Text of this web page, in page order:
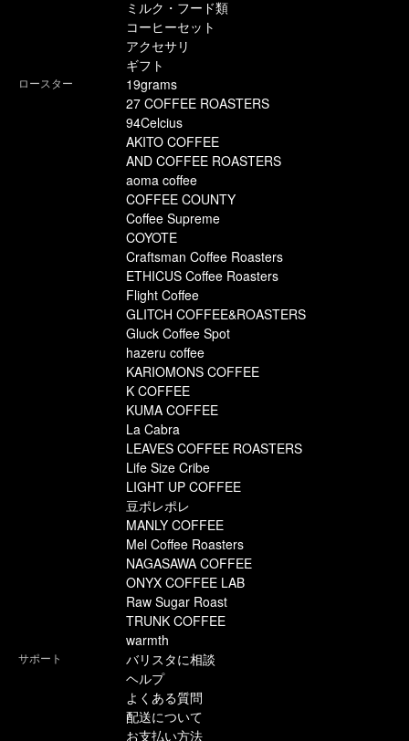
ミルク・フード類
コーヒーセット
アクセサリ
ギフト
ロースター
19grams
27 COFFEE ROASTERS
94Celcius
AKITO COFFEE
AND COFFEE ROASTERS
aoma coffee
COFFEE COUNTY
Coffee Supreme
COYOTE
Craftsman Coffee Roasters
ETHICUS Coffee Roasters
Flight Coffee
GLITCH COFFEE&ROASTERS
Gluck Coffee Spot
hazeru coffee
KARIOMONS COFFEE
K COFFEE
KUMA COFFEE
La Cabra
LEAVES COFFEE ROASTERS
Life Size Cribe
LIGHT UP COFFEE
豆ポレポレ
MANLY COFFEE
Mel Coffee Roasters
NAGASAWA COFFEE
ONYX COFFEE LAB
Raw Sugar Roast
TRUNK COFFEE
warmth
サポート
バリスタに相談
ヘルプ
よくある質問
配送について
お支払い方法